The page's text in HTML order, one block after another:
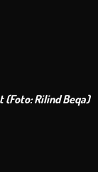
Rilind Beqa)